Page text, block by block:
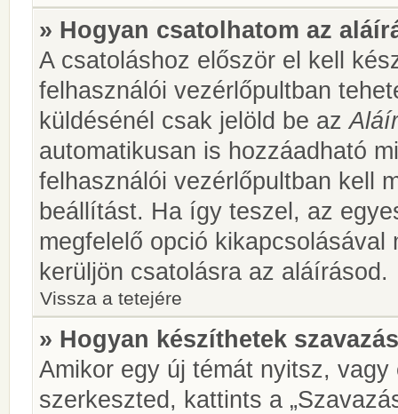
» Hogyan csatolhatom az
A csatoláshoz először el kell
felhasználói vezérlőpultban
küldésénél csak jelöld be az
automatikusan is hozzáadható
felhasználói vezérlőpultban kell
beállítást. Ha így teszel, az
megfelelő opció
kerüljön csatolásra az aláírásod.
Vissza a tetejére
» Hogyan készíthetek
Amikor egy új témát nyitsz,
szerkeszted, kattints a